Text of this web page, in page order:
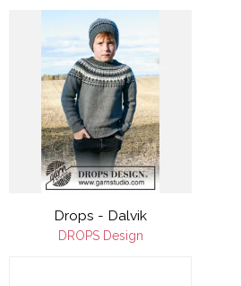
Drops - Dalvik
DROPS Design